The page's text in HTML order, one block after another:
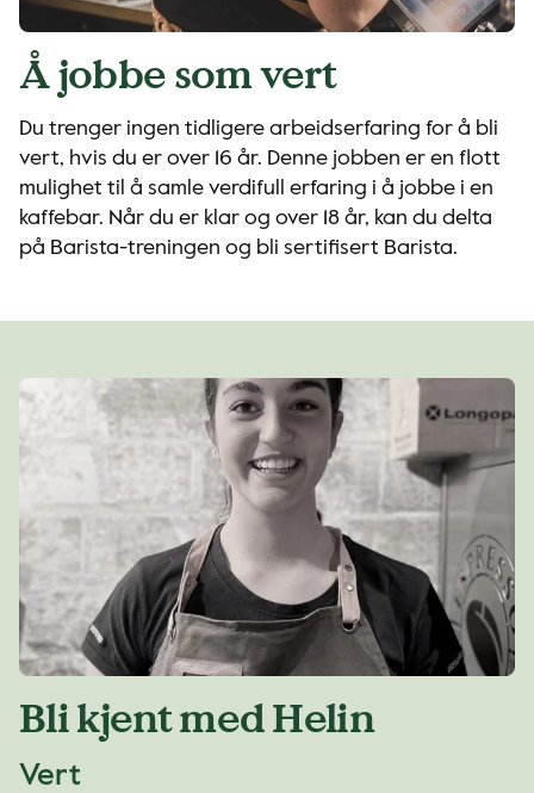
Å jobbe som vert
Du trenger ingen tidligere arbeidserfaring for å bli
vert, hvis du er over 16 år. Denne jobben er en flott
mulighet til å samle verdifull erfaring i å jobbe i en
kaffebar. Når du er klar og over 18 år, kan du delta
på Barista-treningen og bli sertifisert Barista.
Bli kjent med Helin
Vert